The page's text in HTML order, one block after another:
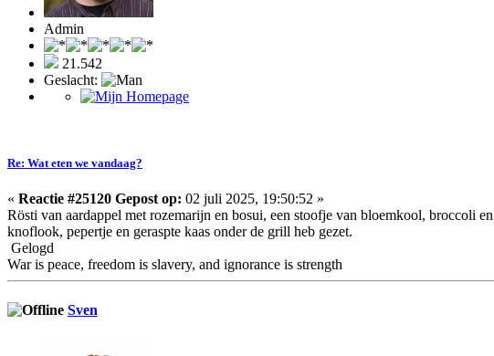
Admin
21.542
Geslacht:
Re: Wat eten we vandaag?
« Reactie #25120 Gepost op: 02 juli 2025, 19:50:52 »
Rösti van aardappel met rozemarijn en bosui, een stoofje van bloemkool, broccoli
knoflook, pepertje en geraspte kaas onder de grill heb gezet.
Gelogd
War is peace, freedom is slavery, and ignorance is strength
Sven